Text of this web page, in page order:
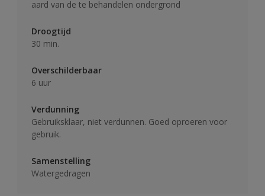
aard van de te behandelen ondergrond
Droogtijd
30 min.
Overschilderbaar
6 uur
Verdunning
Gebruiksklaar, niet verdunnen. Goed oproeren voor
gebruik.
Samenstelling
Watergedragen